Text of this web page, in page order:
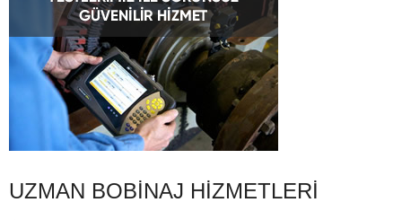
UZMAN BOBINAJ HIZMETLERI